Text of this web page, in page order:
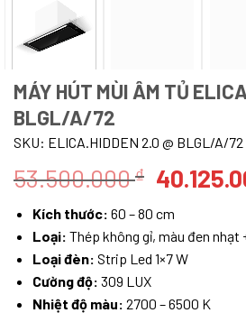
MÁY HÚT MÙI ÂM TỦ
BLGL/A/72
SKU: ELICA.HIDDEN 2.0 @ BLGL/A/72
53.500.000₫ Giá
là:
Kích thước: 60 – 80 cm
Loại: Thép không gỉ, màu đen nhạt
Loại đèn: Strip Led 1×7 W
Cường độ: 309 LUX
Nhiệt độ màu: 2700 – 6500 K